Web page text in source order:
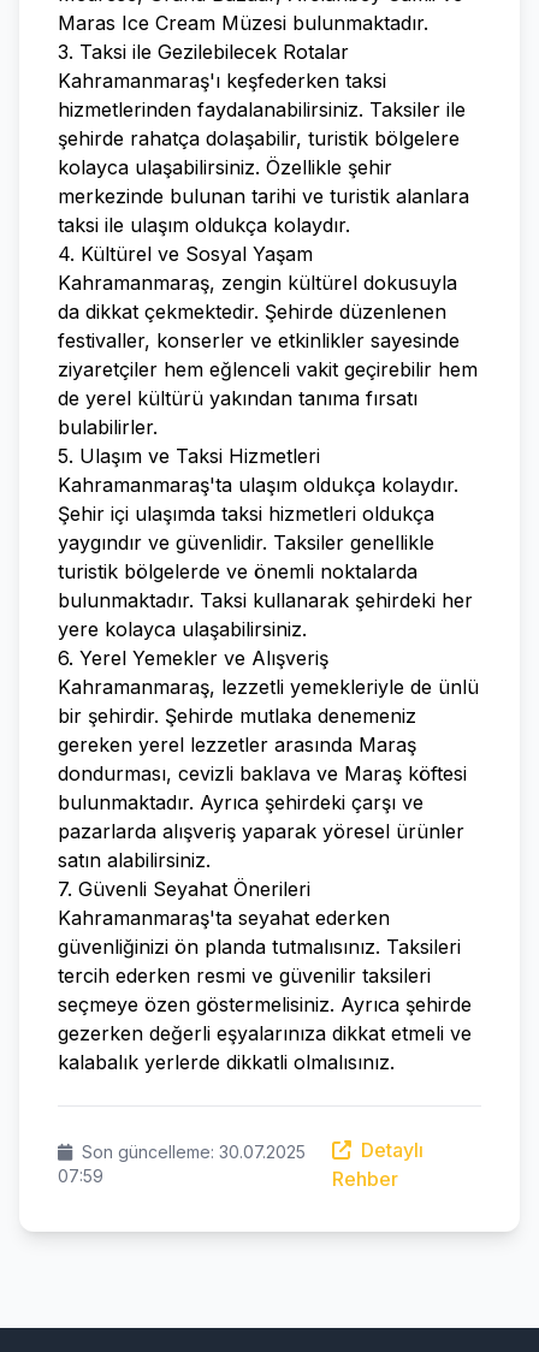
Maras Ice Cream Müzesi bulunmaktadır.
3. Taksi ile Gezilebilecek Rotalar
Kahramanmaraş'ı keşfederken taksi
hizmetlerinden faydalanabilirsiniz. Taksiler ile
şehirde rahatça dolaşabilir, turistik bölgelere
kolayca ulaşabilirsiniz. Özellikle şehir
merkezinde bulunan tarihi ve turistik alanlara
taksi ile ulaşım oldukça kolaydır.
4. Kültürel ve Sosyal Yaşam
Kahramanmaraş, zengin kültürel dokusuyla
da dikkat çekmektedir. Şehirde düzenlenen
festivaller, konserler ve etkinlikler sayesinde
ziyaretçiler hem eğlenceli vakit geçirebilir hem
de yerel kültürü yakından tanıma fırsatı
bulabilirler.
5. Ulaşım ve Taksi Hizmetleri
Kahramanmaraş'ta ulaşım oldukça kolaydır.
Şehir içi ulaşımda taksi hizmetleri oldukça
yaygındır ve güvenlidir. Taksiler genellikle
turistik bölgelerde ve önemli noktalarda
bulunmaktadır. Taksi kullanarak şehirdeki her
yere kolayca ulaşabilirsiniz.
6. Yerel Yemekler ve Alışveriş
Kahramanmaraş, lezzetli yemekleriyle de ünlü
bir şehirdir. Şehirde mutlaka denemeniz
gereken yerel lezzetler arasında Maraş
dondurması, cevizli baklava ve Maraş köftesi
bulunmaktadır. Ayrıca şehirdeki çarşı ve
pazarlarda alışveriş yaparak yöresel ürünler
satın alabilirsiniz.
7. Güvenli Seyahat Önerileri
Kahramanmaraş'ta seyahat ederken
güvenliğinizi ön planda tutmalısınız. Taksileri
tercih ederken resmi ve güvenilir taksileri
seçmeye özen göstermelisiniz. Ayrıca şehirde
gezerken değerli eşyalarınıza dikkat etmeli ve
kalabalık yerlerde dikkatli olmalısınız.
Son güncelleme: 30.07.2025
07:59
Detaylı
Rehber